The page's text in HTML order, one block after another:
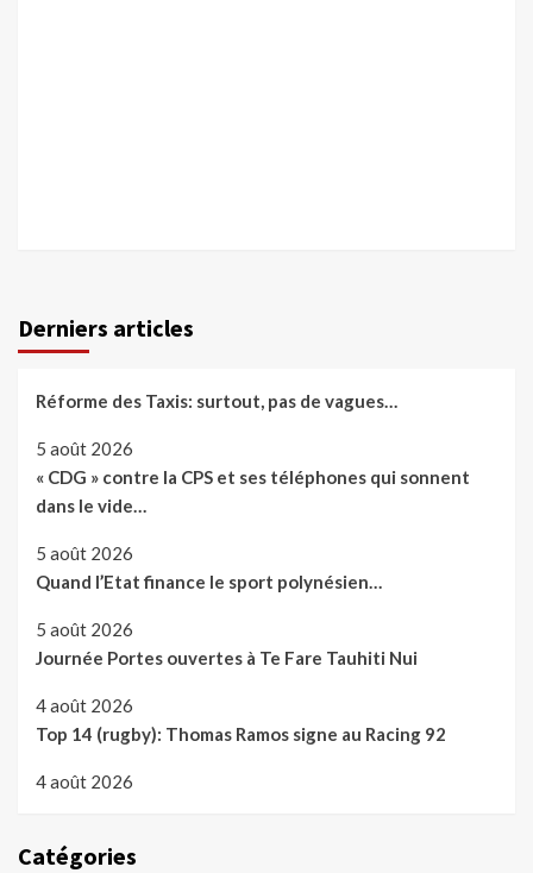
Derniers articles
Réforme des Taxis: surtout, pas de vagues…
5 août 2026
« CDG » contre la CPS et ses téléphones qui sonnent
dans le vide…
5 août 2026
Quand l’Etat finance le sport polynésien…
5 août 2026
Journée Portes ouvertes à Te Fare Tauhiti Nui
4 août 2026
Top 14 (rugby): Thomas Ramos signe au Racing 92
4 août 2026
Catégories